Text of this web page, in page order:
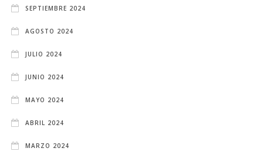
SEPTIEMBRE 2024
AGOSTO 2024
JULIO 2024
JUNIO 2024
MAYO 2024
ABRIL 2024
MARZO 2024